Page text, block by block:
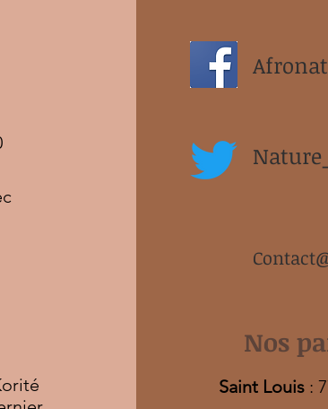
Nos
Saint Louis: